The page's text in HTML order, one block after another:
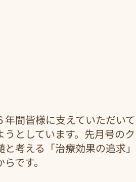
間皆様に支えていただい
としています。先月号の
と考える「治療効果の追求
です。